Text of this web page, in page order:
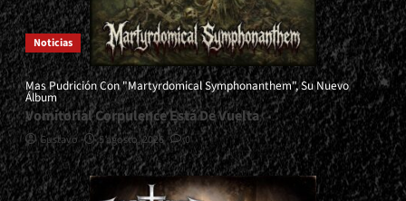
Noticias
Mas Pudrición Con "Martyrdomical Symphonanthem", Su Nuevo
Álbum
Vomitorial Corpulence Está De Vuelta
Gustavo 5 agosto, 2026 0